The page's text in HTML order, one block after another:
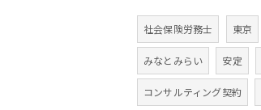
社会保険労務士 東京
みなとみらい 安定
コンサルティング契約